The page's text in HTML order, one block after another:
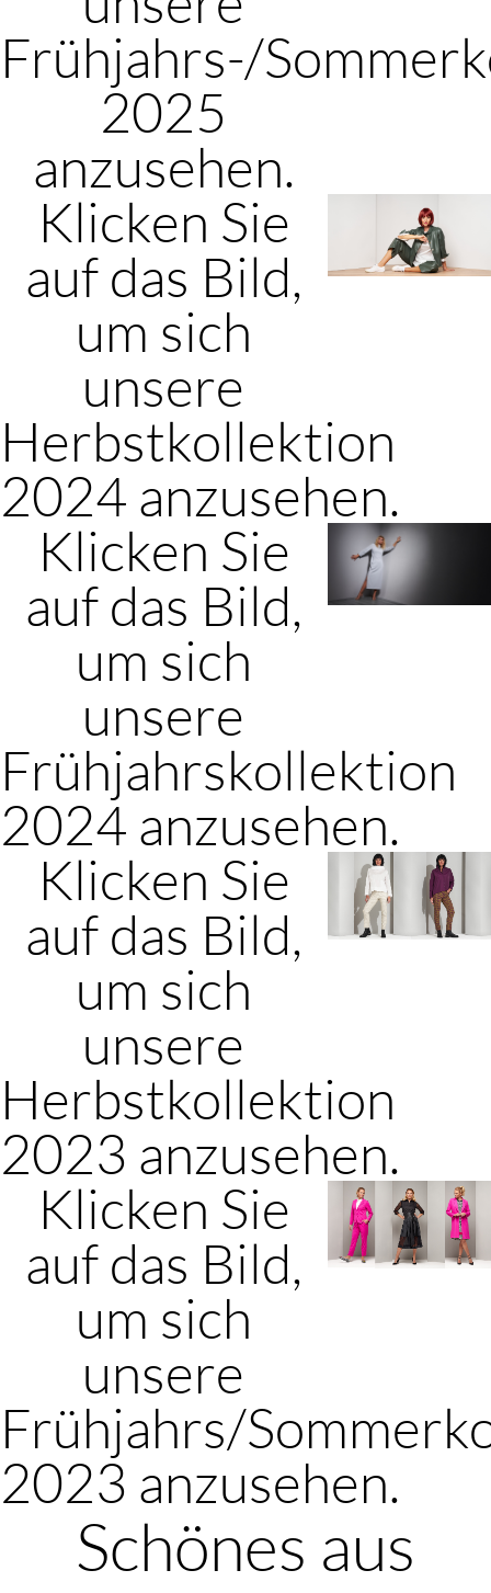
Frühjahrs-/
2025
anzusehen.
Klicken Sie
auf das Bild,
um sich
unsere
Herbstkollektion
2024 anzusehen.
Klicken Sie
auf das Bild,
um sich
unsere
Frühjahrskollektion
2024 anzusehen.
Klicken Sie
auf das Bild,
um sich
unsere
Herbstkollektion
2023 anzusehen.
Klicken Sie
auf das Bild,
um sich
unsere
Frühjahrs/
2023 anzusehen.
Schönes aus